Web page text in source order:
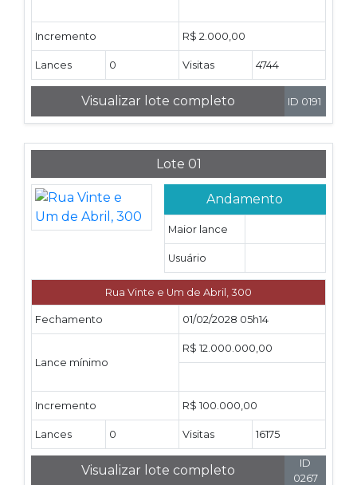
Incremento R$ 2.000,00
Lances 0 Visitas 4744
Visualizar lote completo ID 0191
Lote 01
Andamento
Maior lance
Usuário
Rua Vinte e Um de Abril, 300
Fechamento 01/02/2028 05h14
Lance mínimo
R$ 12.000.000,00
Incremento R$ 100.000,00
Lances 0 Visitas 16175
Visualizar lote completo
ID
0267